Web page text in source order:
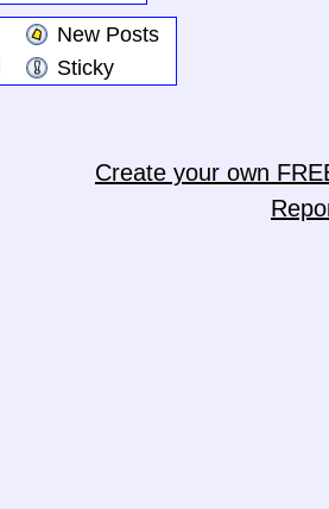
New Posts
Sticky
Create your own